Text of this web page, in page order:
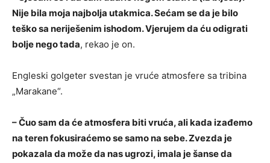
Nije bila moja najbolja utakmica. Sećam se da je bilo
teško sa neriješenim ishodom. Vjerujem da ću odigrati
bolje nego tada, rekao je on.
Engleski golgeter svestan je vruće atmosfere sa tribina
„Marakane“.
– Čuo sam da će atmosfera biti vruća, ali kada izađemo
na teren fokusiraćemo se samo na sebe. Zvezda je
pokazala da može da nas ugrozi, imala je šanse da